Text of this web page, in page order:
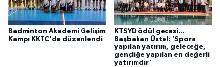
Badminton Akademi Gelişim
Kampı KKTC'de düzenlendi
KTSYD ödül gecesi...
Başbakan Üstel: 'Spora
yapılan yatırım, geleceğe,
gençliğe yapılan en değerli
yatırımdır'